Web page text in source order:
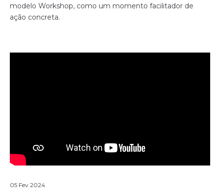
modelo Workshop, como um momento facilitador de
ação concreta.
05 Fev 2024